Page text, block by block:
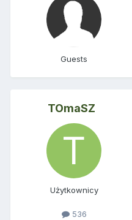
Guests
TOmaSZ
Użytkownicy
536